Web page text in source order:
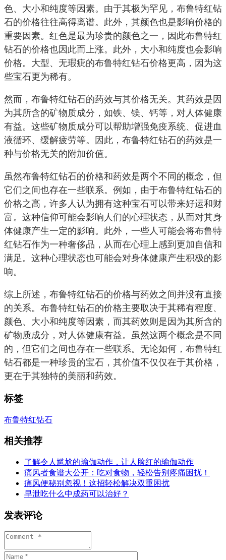
色、大小和纯度等因素。由于其极为罕见，布鲁特红钻
石的价格往往高得离谱。此外，其颜色也是影响价格的
重要因素。红色是最为珍贵的颜色之一，因此布鲁特红
钻石的价格也因此而上涨。此外，大小和纯度也会影响
价格。大型、无瑕疵的布鲁特红钻石价格更高，因为这
些宝石更为稀有。
然而，布鲁特红钻石的药效与其价格无关。其药效是因
为其所含的矿物质成分，如铁、镁、钙等，对人体健康
有益。这些矿物质成分可以帮助增强免疫系统、促进血
液循环、缓解疲劳等。因此，布鲁特红钻石的药效是一
种与价格无关的附加价值。
虽然布鲁特红钻石的价格和药效是两个不同的概念，但
它们之间也存在一些联系。例如，由于布鲁特红钻石的
价格之高，许多人认为拥有这种宝石可以带来好运和财
富。这种信仰可能会影响人们的心理状态，从而对其身
体健康产生一定的影响。此外，一些人可能会将布鲁特
红钻石作为一种奢侈品，从而在心理上感到更加自信和
满足。这种心理状态也可能会对身体健康产生积极的影
响。
综上所述，布鲁特红钻石的价格与药效之间并没有直接
的关系。布鲁特红钻石的价格主要取决于其稀有程度、
颜色、大小和纯度等因素，而其药效则是因为其所含的
矿物质成分，对人体健康有益。虽然这两个概念是不同
的，但它们之间也存在一些联系。无论如何，布鲁特红
钻石都是一种珍贵的宝石，其价值不仅仅在于其价格，
更在于其独特的美丽和药效。
标签
布鲁特红钻石
相关推荐
了解令人尴尬的瑜伽动作，让人脸红的瑜伽动作
痛风者食谱大公开：吃对食物，轻松告别疼痛困扰！
痛风便秘别忽视！这招轻松解决双重困扰
早泄吃什么中成药可以治好？
发表评论